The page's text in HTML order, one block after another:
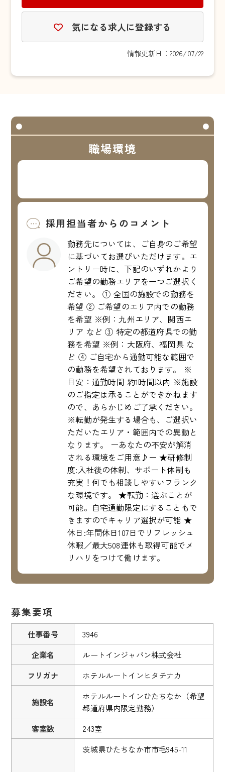
気になる求人に登録する
情報更新日：2026/07/22
職場環境
採用担当者からのコメント
勤務先については、ご自身のご希望
に基づいてお選びいただけます。エ
ントリー時に、下記のいずれかより
ご希望の勤務エリアを一つご選択く
ださい。 ① 全国の施設での勤務を
希望 ② ご希望のエリア内での勤務
を希望 ※例：九州エリア、関西エ
リア など ③ 特定の都道府県での勤
務を希望 ※例：大阪府、福岡県 な
ど ④ ご自宅から通勤可能な範囲で
の勤務を希望されております。 ※
目安：通勤時間 約1時間以内 ※施設
のご指定は承ることができかねます
ので、あらかじめご了承ください。
※転勤が発生する場合も、ご選択い
ただいたエリア・範囲内での異動と
なります。 ーあなたの不安が解消
される環境をご用意♪ー ★研修制
度:入社後の体制、サポート体制も
充実！何でも相談しやすいフランク
な環境です。 ★転勤：選ぶことが
可能。自宅通勤限定にすることもで
きますのでキャリア選択が可能 ★
休日:年間休日107日でリフレッシュ
休暇／最大508連休も取得可能でメ
リハリをつけて働けます。
募集要項
仕事番号
3946
企業名
ルートインジャパン株式会社
フリガナ
ホテルルートインヒタチナカ
施設名
ホテルルートインひたちなか（希望
都道府県内限定勤務）
客室数
243室
茨城県ひたちなか市市毛945-11